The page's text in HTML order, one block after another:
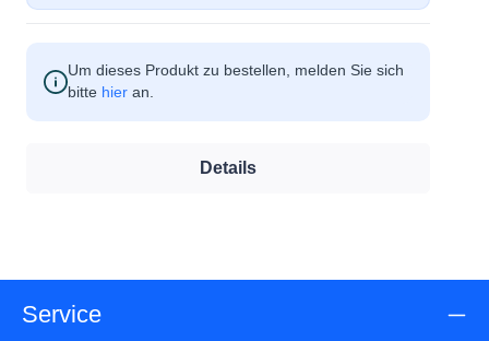
Um dieses Produkt zu bestellen, melden Sie sich
bitte hier an.
Details
Service